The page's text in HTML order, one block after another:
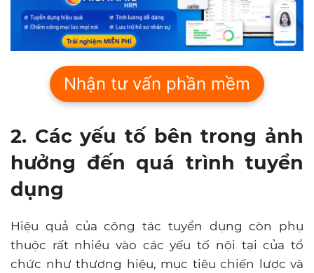
Nhận tư vấn phần mềm
2. Các yếu tố bên trong ảnh
hưởng đến quá trình tuyển
dụng
Hiệu quả của công tác tuyển dụng còn phụ
thuộc rất nhiều vào các yếu tố nội tại của tổ
chức như thương hiệu, mục tiêu chiến lược và